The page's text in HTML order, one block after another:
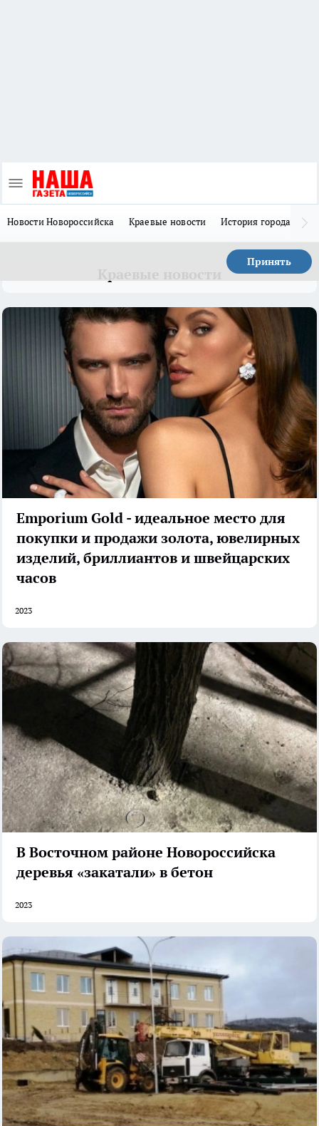
Новости Новороссийска Краевые новости История города Н
Принять
Emporium Gold - идеальное место для
покупки и продажи золота, ювелирных
изделий, бриллиантов и швейцарских
часов
2023
В Восточном районе Новороссийска
деревья «закатали» в бетон
2023